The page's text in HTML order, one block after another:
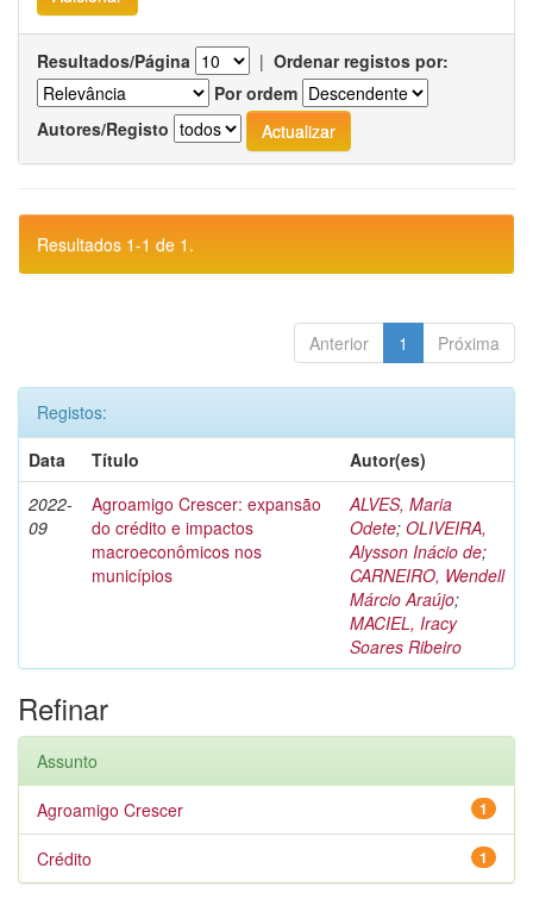
Resultados/Página | Ordenar registos por:
Por ordem
Autores/Registo
Resultados 1-1 de 1.
Anterior 1 Próxima
Registos:
Data
Título
Autor(es)
2022-
09
Agroamigo Crescer: expansão
do crédito e impactos
macroeconômicos nos
municípios
ALVES, Maria
Odete; OLIVEIRA,
Alysson Inácio de;
CARNEIRO, Wendell
Márcio Araújo;
MACIEL, Iracy
Soares Ribeiro
Refinar
Assunto
1
Agroamigo Crescer
1
Crédito